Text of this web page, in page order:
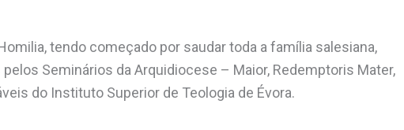
tendo começado por saudar toda a família salesiana,
Seminários da Arquidiocese – Maior, Redemptoris Mater,
do Instituto Superior de Teologia de Évora.